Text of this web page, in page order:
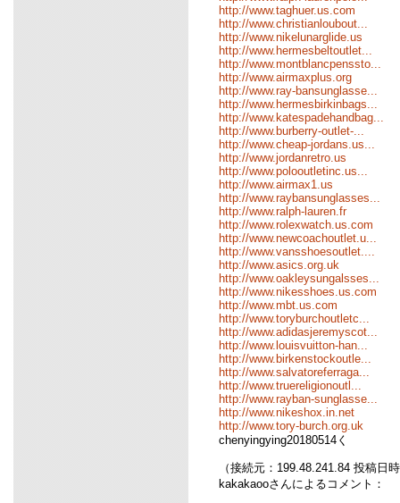
http://www.taghuer.us.com
http://www.christianloubout...
http://www.nikelunarglide.us
http://www.hermesbeltoutlet...
http://www.montblancpenssto...
http://www.airmaxplus.org
http://www.ray-bansunglasse...
http://www.hermesbirkinbags...
http://www.katespadehandbag...
http://www.burberry-outlet-...
http://www.cheap-jordans.us...
http://www.jordanretro.us
http://www.polooutletinc.us...
http://www.airmax1.us
http://www.raybansunglasses...
http://www.ralph-lauren.fr
http://www.rolexwatch.us.com
http://www.newcoachoutlet.u...
http://www.vansshoesoutlet....
http://www.asics.org.uk
http://www.oakleysungalsses...
http://www.nikesshoes.us.com
http://www.mbt.us.com
http://www.toryburchoutletc...
http://www.adidasjeremyscot...
http://www.louisvuitton-han...
http://www.birkenstockoutle...
http://www.salvatoreferraga...
http://www.truereligionoutl...
http://www.rayban-sunglasse...
http://www.nikeshox.in.net
http://www.tory-burch.org.uk
chenyingying20180514く
（接続元：199.48.241.84 投稿日
kakakaooさんによるコメント：